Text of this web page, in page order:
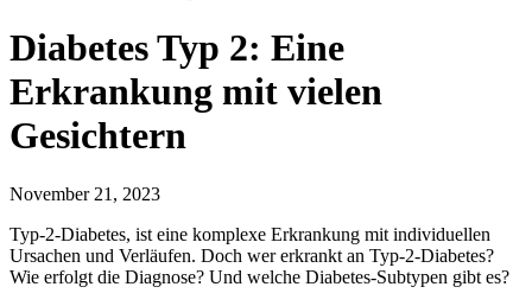
Diabetes Typ 2: Eine
Erkrankung mit vielen
Gesichtern
November 21, 2023
Typ-2-Diabetes, ist eine komplexe Erkrankung mit individuellen
Ursachen und Verläufen. Doch wer erkrankt an Typ-2-Diabetes?
Wie erfolgt die Diagnose? Und welche Diabetes-Subtypen gibt es?